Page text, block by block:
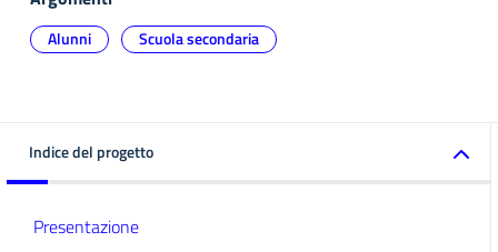
Alunni Scuola secondaria
Indice del progetto
Presentazione